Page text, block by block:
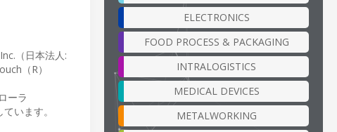
（日本法人:
（R）
ーラ
います。
ELECTRONICS
FOOD PROCESS & PACKAGING
INTRALOGISTICS
MEDICAL DEVICES
METALWORKING